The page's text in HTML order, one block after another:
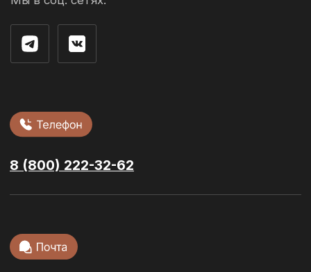
Облицовочный кирпич
Сухие смеси
Ступени и
Тротуарная
© 2026 / ООО “БРИКМАРКЕТ”. Все права защищены